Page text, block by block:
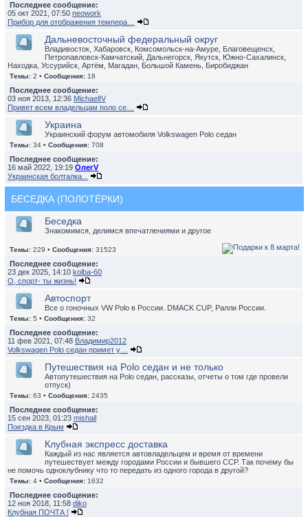
Последнее сообщение:
05 окт 2021, 07:50 neowork
Прибор для отображения темпера…
Дальневосточный федеральный округ
Владивосток, Хабаровск, Комсомольск-на-Амуре, Благовещенск,
Петропавловск-Камчатский, Дальнегорск, Якутск, Южно-Сахалинск,
Находка, Уссурийск, Артём, Магадан, Большой Камень, Биробиджан
Темы: 2 • Сообщения: 18
Последнее сообщение:
03 ноя 2013, 12:36 MichaelIV
Привет всем владельцам поло се…
Украина
Украинский форум автомобиля Volkswagen Polo седан
Темы: 34 • Сообщения: 708
Последнее сообщение:
16 май 2022, 19:19 ОлегV
Украинская болталка...
БЕСЕДКА (ПОЛОТЁРКИ)
Беседка
Знакомимся, делимся впечатлениями и другое
Темы: 229 • Сообщения: 31523
Последнее сообщение:
23 дек 2025, 14:10 kolba-60
О, спорт- ты жизнь!
Автоспорт
Все о гоночных VW Polo в России. DMACK CUP, Ралли России.
Темы: 5 • Сообщения: 32
Последнее сообщение:
11 фев 2021, 07:48 Владимир2012
Volkswagen Polo седан примет у…
Путешествия на Polo седан и не только
Автопутешествия на Polo седан, рассказы, отчеты о том где провели
отпуск)
Темы: 63 • Сообщения: 2435
Последнее сообщение:
15 сен 2023, 01:23 mishail
Поездка в Крым
Клубная экспресс доставка
Каждый из нас является автовладельцем и время от времени
путешествует между городами России и бывшего ССР. Так почему бы
не помочь одноклубнику что то передать из одного города в другой?
Темы: 4 • Сообщения: 1632
Последнее сообщение:
12 ноя 2018, 11:58 diko
Клубная ПОЧТА !